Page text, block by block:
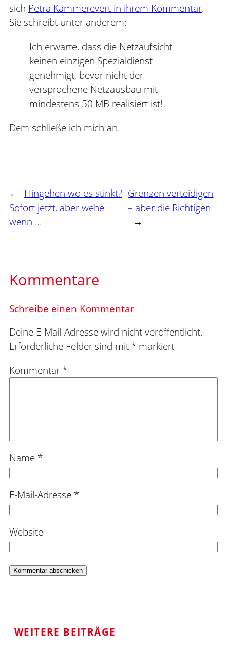
sich Petra Kammerevert in ihrem Kommentar.
Sie schreibt unter anderem:
Ich erwarte, dass die Netzaufsicht
keinen einzigen Spezialdienst
genehmigt, bevor nicht der
versprochene Netzausbau mit
mindestens 50 MB realisiert ist!
Dem schließe ich mich an.
←
Hingehen wo es stinkt?
Sofort jetzt, aber wehe
wenn …
Grenzen verteidigen
– aber die Richtigen
→
Kommentare
Schreibe einen Kommentar
Deine E-Mail-Adresse wird nicht veröffentlicht.
Erforderliche Felder sind mit * markiert
Kommentar *
Name *
E-Mail-Adresse *
Website
WEITERE BEITRÄGE